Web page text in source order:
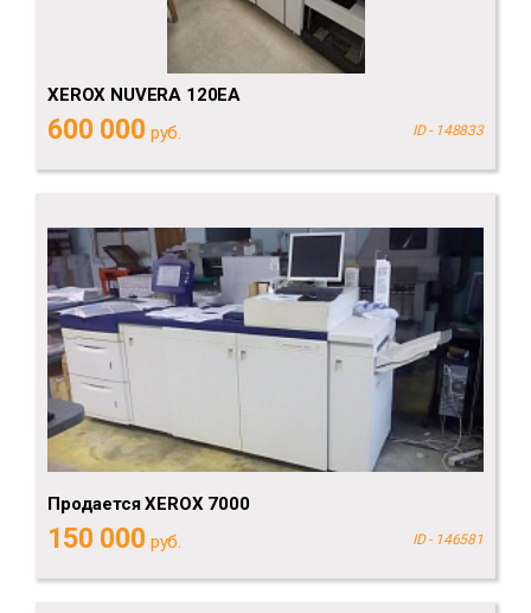
XEROX NUVERA 120EA
600 000 руб. ID - 148833
Продается XEROX 7000
150 000 руб. ID - 146581